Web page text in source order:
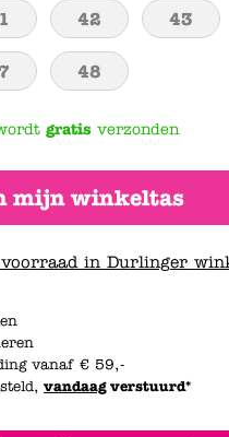
42 43
48
gratis verzonden
mijn winkeltas
in Durlinger
vanaf € 59,-
vandaagverstuurd*